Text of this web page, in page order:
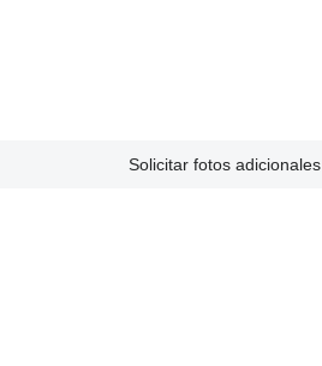
Solicitar fotos adicionales